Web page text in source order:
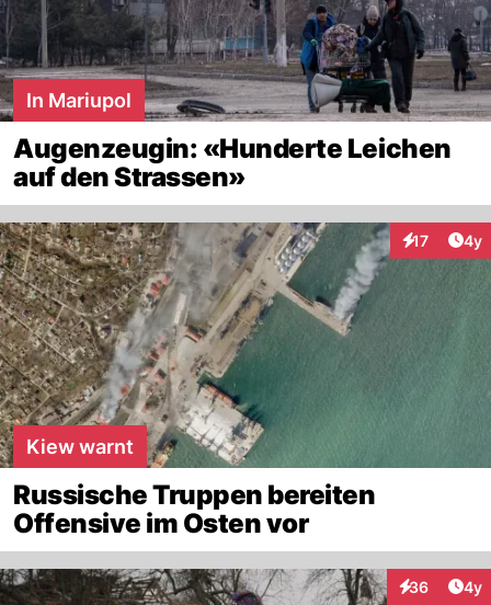
In Mariupol
Augenzeugin: «Hunderte Leichen
auf den Strassen»
17 4y
Kiew warnt
Russische Truppen bereiten
Offensive im Osten vor
36
Interaktionen
4y